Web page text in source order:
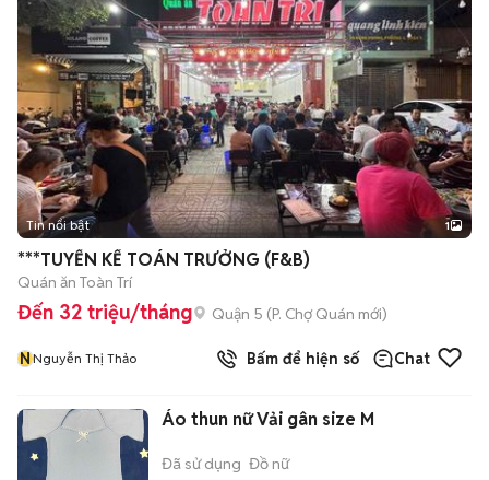
Tin nổi bật 1
***TUYỂN KẾ TOÁN TRƯỞNG (F&B)
Quán ăn Toàn Trí
Đến 32 triệu/tháng Quận 5 (P. Chợ Quán mới)
NNguyễn Thị Thảo Bấm để hiện số Chat
Áo thun nữ Vải gân size M
Đã sử dụng Đồ nữ